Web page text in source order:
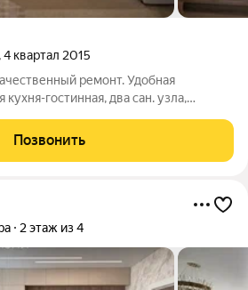
, 4 квартал 2015
ремонт. Удобная
кухня-гостинная, два сан. узла,
Все рядом: школы, детские сады,
центры,
Позвонить
2 этаж из 4